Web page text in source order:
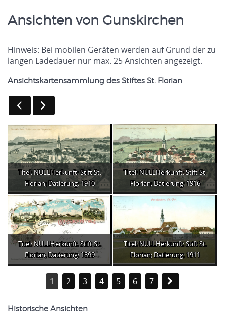
Ansichten von Gunskirchen
Hinweis: Bei mobilen Geräten werden auf Grund der zu
langen Ladedauer nur max. 25 Ansichten angezeigt.
Ansichtskartensammlung des Stiftes St. Florian
Titel: NULLHerkunft: Stift St.
Florian; Datierung: 1910
Titel: NULLHerkunft: Stift St.
Florian; Datierung: 1916
Titel: NULLHerkunft: Stift St.
Florian; Datierung: 1899
Titel: NULLHerkunft: Stift St.
Florian; Datierung: 1911
1 2 3 4 5 6 7
Historische Ansichten